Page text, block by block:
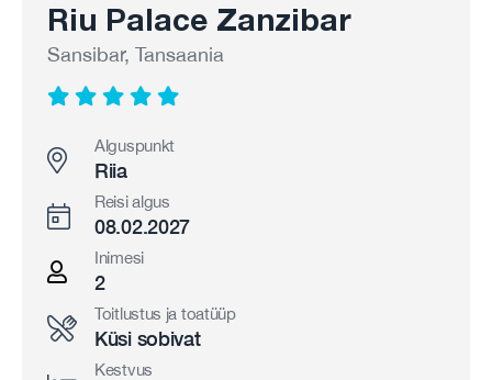
Riu Palace Zanzibar
Sansibar, Tansaania
Alguspunkt
Riia
Reisi algus
08.02.2027
Inimesi
2
Toitlustus ja toatüüp
Küsi sobivat
Kestvus